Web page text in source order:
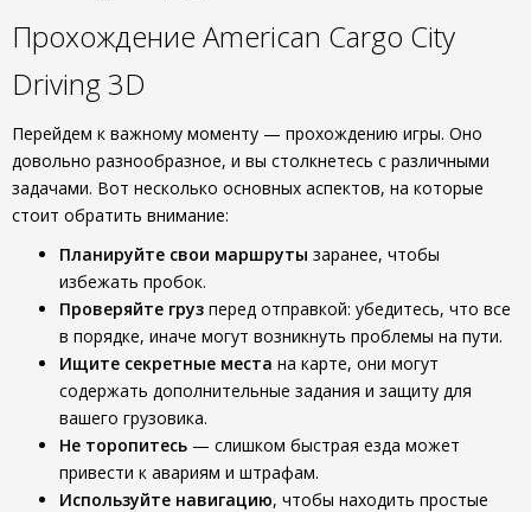
Прохождение American Cargo City
Driving 3D
Перейдем к важному моменту — прохождению игры. Оно
довольно разнообразное, и вы столкнетесь с различными
задачами. Вот несколько основных аспектов, на которые
стоит обратить внимание:
Планируйте свои маршруты заранее, чтобы
избежать пробок.
Проверяйте груз перед отправкой: убедитесь, что все
в порядке, иначе могут возникнуть проблемы на пути.
Ищите секретные места на карте, они могут
содержать дополнительные задания и защиту для
вашего грузовика.
Не торопитесь — слишком быстрая езда может
привести к авариям и штрафам.
Используйте навигацию, чтобы находить простые